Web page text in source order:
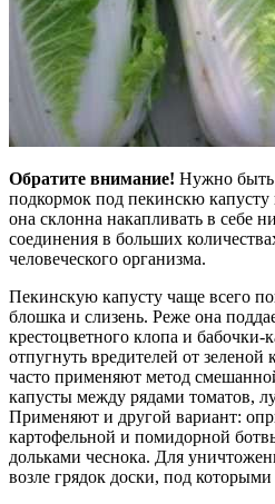
Обратите внимание! Нужно быть
подкормок под пекинскю капусту
она склонна накапливать в себе
соединения в больших
человеческого организма.
Пекинскую капусту чаще всего
блошка и слизень. Реже она
крестоцветного клопа и
отпугнуть вредителей от
часто применяют метод
капусты между рядами томатов,
Применяют и другой вариант:
картофельной и помидорной
дольками чеснока. Для
возле грядок доски, под которыми